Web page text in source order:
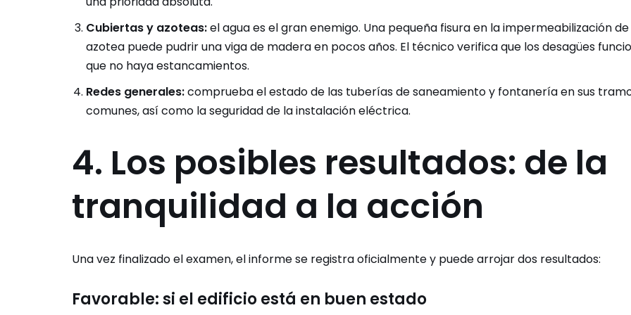
Cubiertas y azoteas:el agua es el gran enemigo. Una pequeña fisura en la impermeabilización
azotea puede pudrir una viga de madera en pocos años. El técnico verifica que los desagües
que no haya estancamientos.
Redes generales:comprueba el estado de las tuberías de saneamiento y fontanería en sus
comunes, así como la seguridad de la instalación eléctrica.
4. Los posibles resultados: de la
tranquilidad a la acción
Una vez finalizado el examen, el informe se registra oficialmente y puede arrojar dos resultados:
Favorable: si el edificio está en buen estado